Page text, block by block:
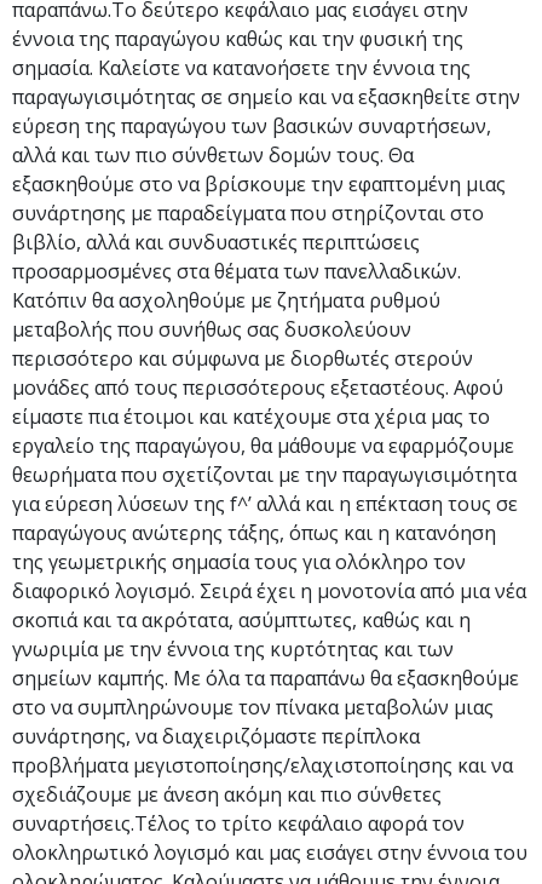
παραπάνω.Το δεύτερο κεφάλαιο μας εισάγει στην
έννοια της παραγώγου καθώς και την φυσική της
σημασία. Καλείστε να κατανοήσετε την έννοια της
παραγωγισιμότητας σε σημείο και να εξασκηθείτε στην
εύρεση της παραγώγου των βασικών συναρτήσεων,
αλλά και των πιο σύνθετων δομών τους. Θα
εξασκηθούμε στο να βρίσκουμε την εφαπτομένη μιας
συνάρτησης με παραδείγματα που στηρίζονται στο
βιβλίο, αλλά και συνδυαστικές περιπτώσεις
προσαρμοσμένες στα θέματα των πανελλαδικών.
Κατόπιν θα ασχοληθούμε με ζητήματα ρυθμού
μεταβολής που συνήθως σας δυσκολεύουν
περισσότερο και σύμφωνα με διορθωτές στερούν
μονάδες από τους περισσότερους εξεταστέους. Αφού
είμαστε πια έτοιμοι και κατέχουμε στα χέρια μας το
εργαλείο της παραγώγου, θα μάθουμε να εφαρμόζουμε
θεωρήματα που σχετίζονται με την παραγωγισιμότητα
για εύρεση λύσεων της f^’ αλλά και η επέκταση τους σε
παραγώγους ανώτερης τάξης, όπως και η κατανόηση
της γεωμετρικής σημασία τους για ολόκληρο τον
διαφορικό λογισμό. Σειρά έχει η μονοτονία από μια νέα
σκοπιά και τα ακρότατα, ασύμπτωτες, καθώς και η
γνωριμία με την έννοια της κυρτότητας και των
σημείων καμπής. Με όλα τα παραπάνω θα εξασκηθούμε
στο να συμπληρώνουμε τον πίνακα μεταβολών μιας
συνάρτησης, να διαχειριζόμαστε περίπλοκα
προβλήματα μεγιστοποίησης/ελαχιστοποίησης και να
σχεδιάζουμε με άνεση ακόμη και πιο σύνθετες
συναρτήσεις.Τέλος το τρίτο κεφάλαιο αφορά τον
ολοκληρωτικό λογισμό και μας εισάγει στην έννοια του